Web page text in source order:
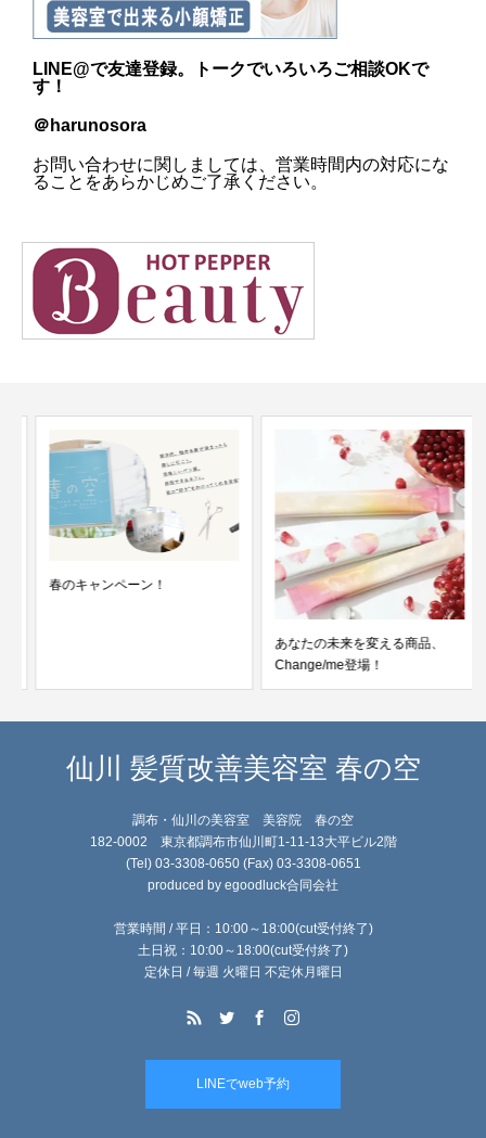
LINE@で友達登録。トークでいろいろご相談OKで
す！
＠harunosora
お問い合わせに関しましては、営業時間内の対応にな
ることをあらかじめご了承ください。
春のキャンペーン！
あなたの未来を変える商品、
Change/me登場！
仙川 髪質改善美容室 春の空
調布・仙川の美容室 美容院 春の空
182-0002 東京都調布市仙川町1-11-13大平ビル2階
(Tel) 03-3308-0650 (Fax) 03-3308-0651
produced by egoodluck合同会社
営業時間 / 平日：10:00～18:00(cut受付終了)
土日祝：10:00～18:00(cut受付終了)
定休日 / 毎週 火曜日 不定休月曜日
LINEでweb予約